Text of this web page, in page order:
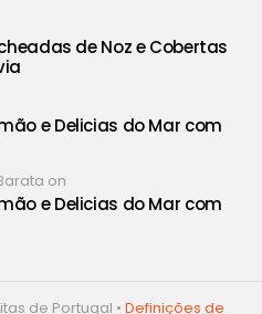
de Noz e Cobertas
e Delicias do Mar com
on
e Delicias do Mar com
de Portugal • Definições de